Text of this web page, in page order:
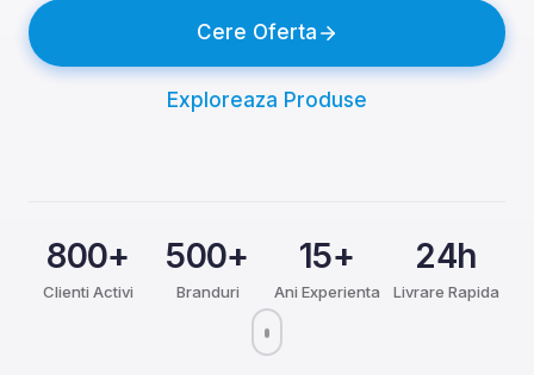
Cere Oferta
Exploreaza Produse
800+
Clienti Activi
500+
Branduri
15+
Ani Experienta
24h
Livrare Rapida